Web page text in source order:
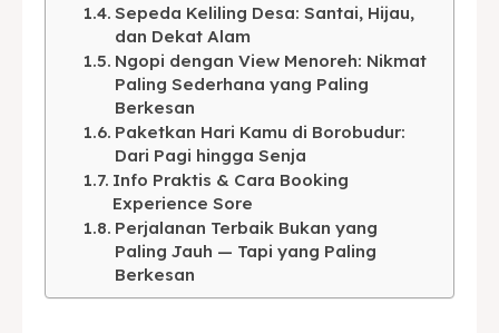
BAHASA / LANGUAGE
中文 Indonesia
Français Deutsch Nederlands
日本語 한국어
Sepeda Keliling Desa: Santai, Hijau,
dan Dekat Alam
Ngopi dengan View Menoreh: Nikmat
Paling Sederhana yang Paling
Berkesan
Paketkan Hari Kamu di Borobudur:
Dari Pagi hingga Senja
Info Praktis & Cara Booking
Experience Sore
Perjalanan Terbaik Bukan yang
Paling Jauh — Tapi yang Paling
Berkesan